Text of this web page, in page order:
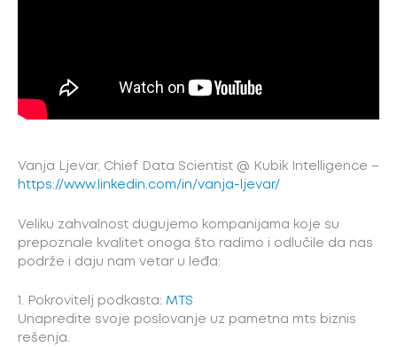
Vanja Ljevar, Chief Data Scientist @ Kubik Intelligence –
https://www.linkedin.com/in/vanja-ljevar/
Veliku zahvalnost dugujemo kompanijama koje su
prepoznale kvalitet onoga što radimo i odlučile da nas
podrže i daju nam vetar u leđa:
1. Pokrovitelj podkasta: MTS
Unapredite svoje poslovanje uz pametna mts biznis
rešenja.